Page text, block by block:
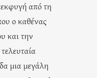
από τη
ο καθένας
και την
μια μεγάλη